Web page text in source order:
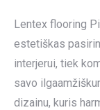
Lentex flooring
estetiškas
interjerui, tiek
savo
dizainu, kuris